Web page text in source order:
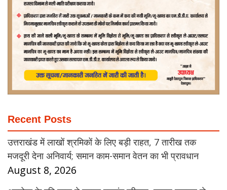
Recent Posts
उत्तराखंड में लाखों श्रमिकों के लिए बड़ी राहत, 7 तारीख तक
मजदूरी देना अनिवार्य; समान काम-समान वेतन का भी प्रावधान
August 8, 2026